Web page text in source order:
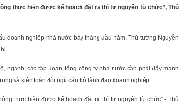
thực hiện được kế hoạch đặt ra thì tự nguyện từ chức”, Thủ
doanh nghiệp nhà nước bảy tháng đầu năm. Thủ tướng Nguyễn
ngành, các tập đoàn, tổng công ty nhà nước cần phải đẩy mạnh
và kiện toàn đội ngũ cán bộ lãnh đạo doanh nghiệp.
thực hiện được kế hoạch đặt ra thì tự nguyện từ chức” - Thủ